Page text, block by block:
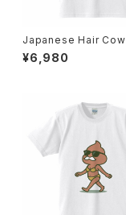
Japanese Hair Cow
¥6,980